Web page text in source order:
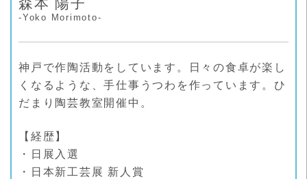
森本 陽子
-Yoko Morimoto-
神戸で作陶活動をしています。日々の食卓が楽し
くなるような、手仕事うつわを作っています。ひ
だまり陶芸教室開催中。
【経歴】
・日展入選
・日本新工芸展 新人賞